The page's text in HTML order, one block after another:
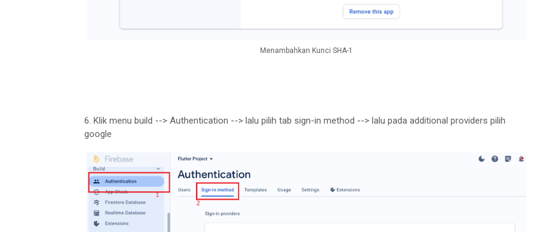
Menambahkan Kunci SHA-1
6. Klik menu build --> Authentication --> lalu pilih tab sign-in method --> lalu pada additional providers pilih
google